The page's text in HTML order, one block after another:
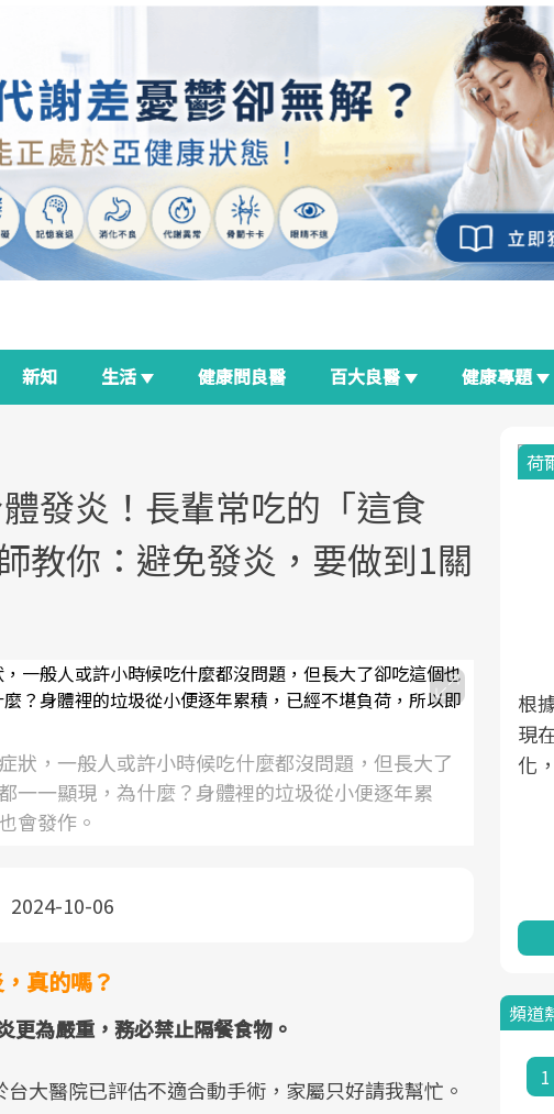
新知 生活 健康問良醫 百大良醫 健康專題
發炎！長輩常吃的「這食
教你：避免發炎，要做到1關
狀，一般人或許小時候吃什麼都沒問題，但長大了
一一顯現，為什麼？身體裡的垃圾從小便逐年累
會發作。
2024-10-06
真的嗎？
更為嚴重，務必禁止隔餐食物。
大醫院已評估不適合動手術，家屬只好請我幫忙。
面對超高齡社會的浪潮，台灣正在快速
政策如「健康台灣推動委員會」與「長
照3.0」的推進，「預防醫學」已成全民
2025年，就到良醫生活祭體驗「一站式
全面啟動你的健康革命！
良醫健康網從「換季的身體變化」出
建立對亞健康的認知，進而引導實際的
改善行動。
荷
根
現
化
頻道
1